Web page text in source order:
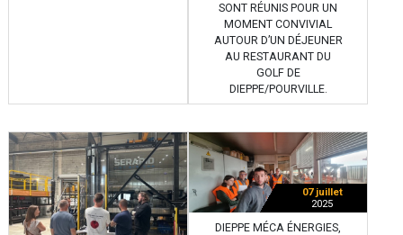
SONT RÉUNIS POUR UN
MOMENT CONVIVIAL
AUTOUR D’UN DÉJEUNER
AU RESTAURANT DU
GOLF DE
DIEPPE/POURVILLE.
07 juillet
2025
DIEPPE MÉCA ÉNERGIES,